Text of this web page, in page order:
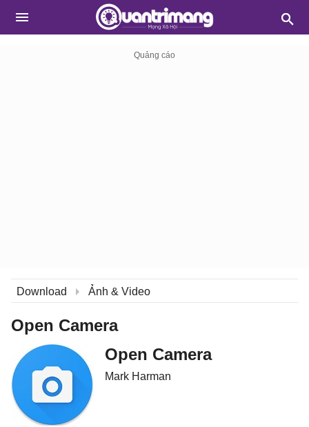
Download Ảnh & Video
Open Camera
Open Camera
Mark Harman